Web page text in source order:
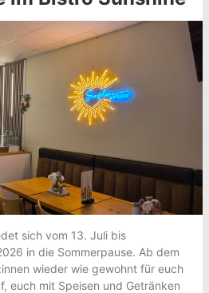
sich vom 13. Juli bis
in die Sommerpause. Ab dem
wieder wie gewohnt für euch
euch mit Speisen und Getränken